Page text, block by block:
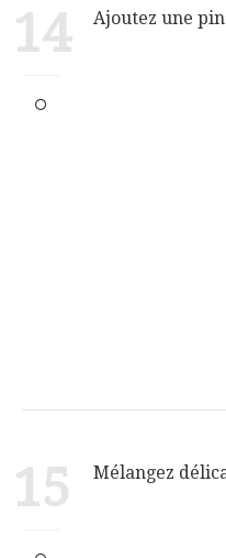
14 Ajoutez une
15 Mélangez